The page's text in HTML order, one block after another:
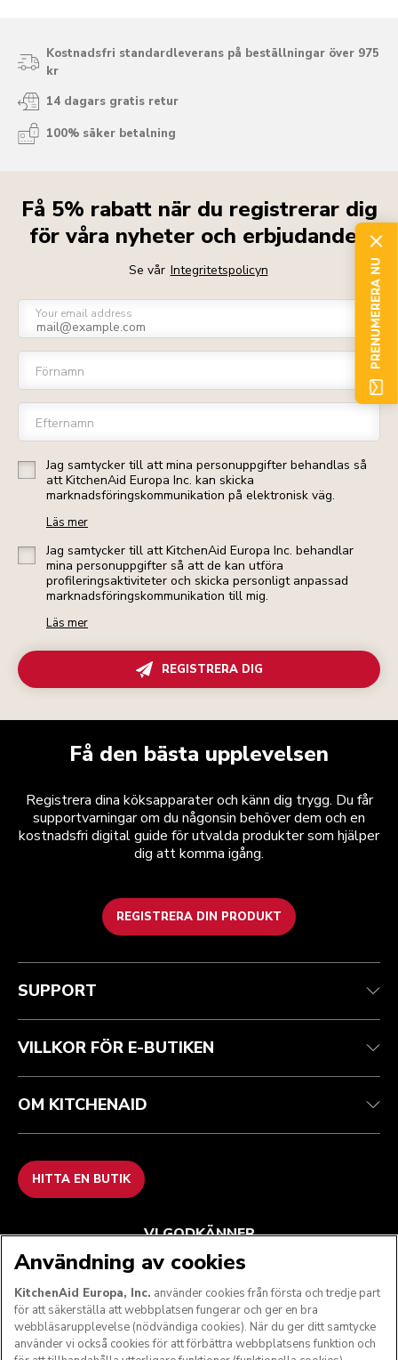
Kostnadsfri standardleverans på beställningar över 975
kr
14 dagars gratis retur
100% säker betalning
Få 5% rabatt när du registrerar dig
för våra nyheter och erbjudanden
Se vår Integritetspolicyn
Your email address
Förnamn
Efternamn
Jag samtycker till att mina personuppgifter behandlas så
att KitchenAid Europa Inc. kan skicka
marknadsföringskommunikation på elektronisk väg.
Läs mer
Jag samtycker till att KitchenAid Europa Inc. behandlar
mina personuppgifter så att de kan utföra
profileringsaktiviteter och skicka personligt anpassad
marknadsföringskommunikation till mig.
Läs mer
REGISTRERA DIG
Få den bästa upplevelsen
Registrera dina köksapparater och känn dig trygg. Du får
supportvarningar om du någonsin behöver dem och en
kostnadsfri digital guide för utvalda produkter som hjälper
dig att komma igång.
REGISTRERA DIN PRODUKT
Health Check
Spåra din beställning
Garanti och dokument
Vanliga frågor
Regler och villkor
Returer och återbetalningar
Imprint
ODR
Varumärket
Hitta en butik
SUPPORT
VILLKOR FÖR E-BUTIKEN
OM KITCHENAID
HITTA EN BUTIK
VI GODKÄNNER
FÖLJ OSS
PRENUMERERA NU
Användning av cookies
KitchenAid Europa, Inc. använder cookies från första och tredje part
för att säkerställa att webbplatsen fungerar och ger en bra
webbläsarupplevelse (nödvändiga cookies). När du ger ditt samtycke
använder vi också cookies för att förbättra webbplatsens funktion och